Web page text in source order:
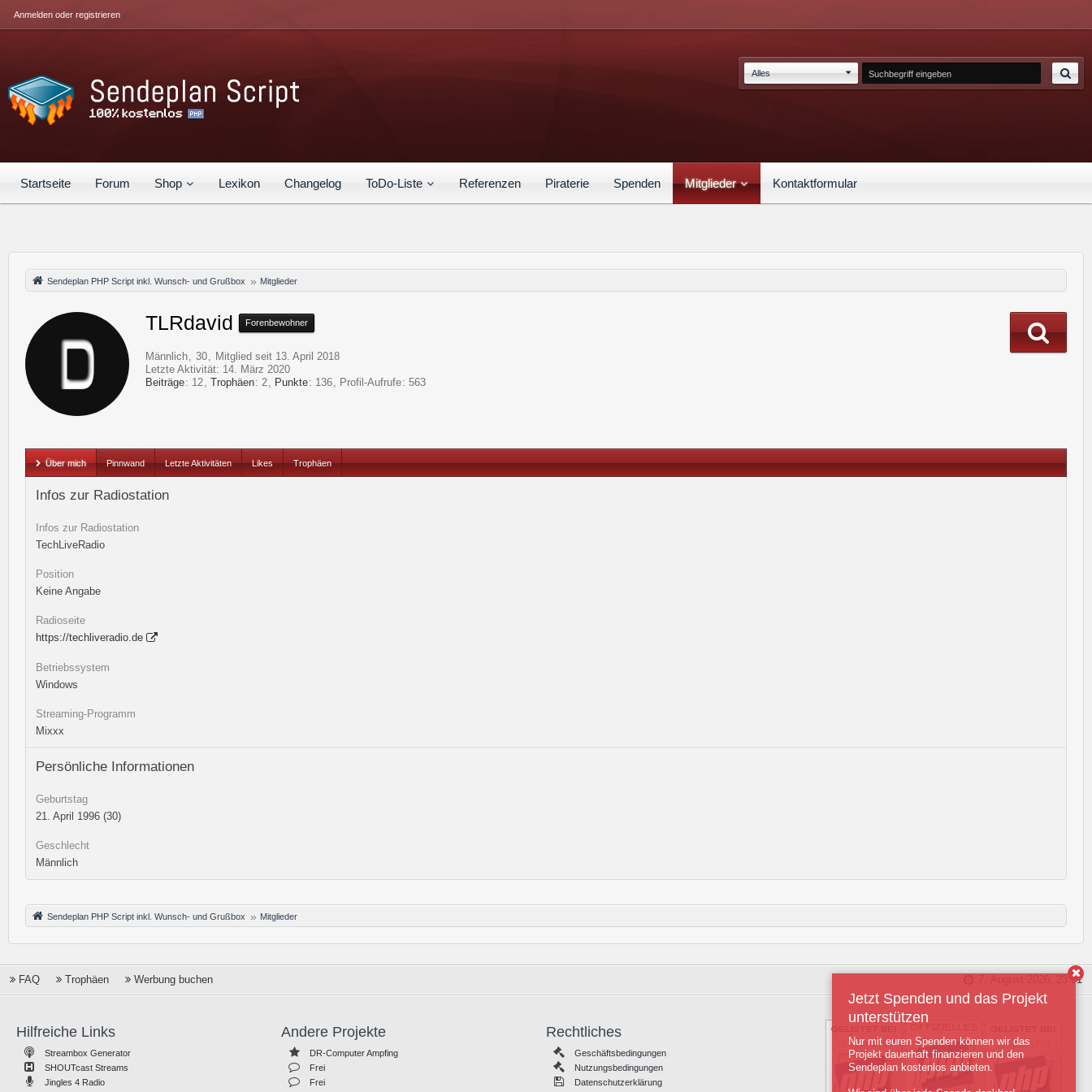
Startseite Forum Shop Lexikon Changelog ToDo-Liste Referenzen Piraterie Spenden Mitglieder Kontaktformular
Anmelden oder registrieren
Alles
Sendeplan PHP Script inkl. Wunsch- und Grußbox Mitglieder
TLRdavid Forenbewohner
Männlich 30
Mitglied seit 13. April 2018
Letzte Aktivität: 14. März 2020
Beiträge
12 Trophäen 2 Punkte 136 Profil-Aufrufe 563
Über mich Pinnwand Letzte Aktivitäten Likes Trophäen
Infos zur Radiostation
Infos zur Radiostation
TechLiveRadio
Position
Keine Angabe
Radioseite
https://techliveradio.de
Betriebssystem
Windows
Streaming-Programm
Mixxx
Persönliche Informationen
Geburtstag
21. April 1996 (30)
Geschlecht
Männlich
Sendeplan PHP Script inkl. Wunsch- und Grußbox Mitglieder
7. August 2026, 23:31
FAQ Trophäen Werbung buchen
Hilfreiche Links
Streambox Generator
SHOUTcast Streams
Jingles 4 Radio
Andere Projekte
DR-Computer Ampfing
Frei
Frei
Rechtliches
Geschäftsbedingungen
Nutzungsbedingungen
Datenschutzerklärung
Jetzt Spenden und das Projekt
unterstützen
Nur mit euren Spenden können wir das
Projekt dauerhaft finanzieren und den
Sendeplan kostenlos anbieten.